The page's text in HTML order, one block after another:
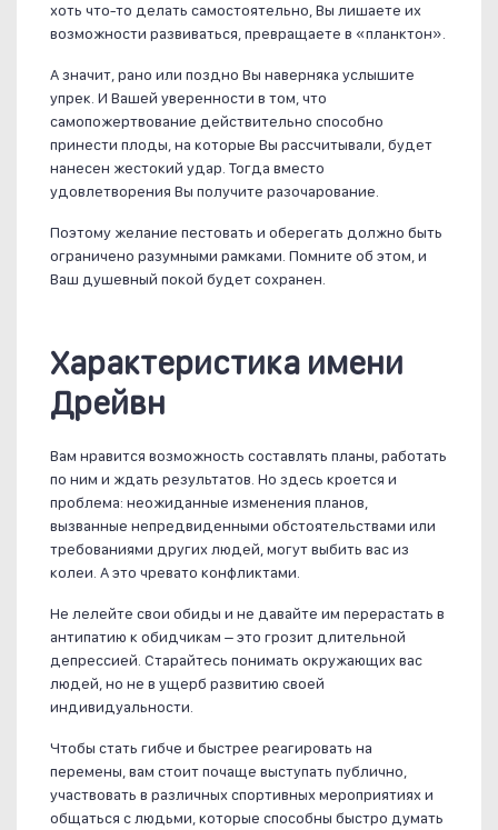
хоть что-то делать самостоятельно, Вы лишаете их
возможности развиваться, превращаете в «планктон».
А значит, рано или поздно Вы наверняка услышите
упрек. И Вашей уверенности в том, что
самопожертвование действительно способно
принести плоды, на которые Вы рассчитывали, будет
нанесен жестокий удар. Тогда вместо
удовлетворения Вы получите разочарование.
Поэтому желание пестовать и оберегать должно быть
ограничено разумными рамками. Помните об этом, и
Ваш душевный покой будет сохранен.
Характеристика имени
Дрейвн
Вам нравится возможность составлять планы, работать
по ним и ждать результатов. Но здесь кроется и
проблема: неожиданные изменения планов,
вызванные непредвиденными обстоятельствами или
требованиями других людей, могут выбить вас из
колеи. А это чревато конфликтами.
Не лелейте свои обиды и не давайте им перерастать в
антипатию к обидчикам – это грозит длительной
депрессией. Старайтесь понимать окружающих вас
людей, но не в ущерб развитию своей
индивидуальности.
Чтобы стать гибче и быстрее реагировать на
перемены, вам стоит почаще выступать публично,
участвовать в различных спортивных мероприятиях и
общаться с людьми, которые способны быстро думать